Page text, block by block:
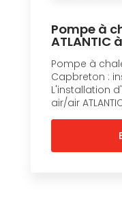
Pompe à
ATLANTIC
Pompe à
Capbreton :
L'installation
air/air